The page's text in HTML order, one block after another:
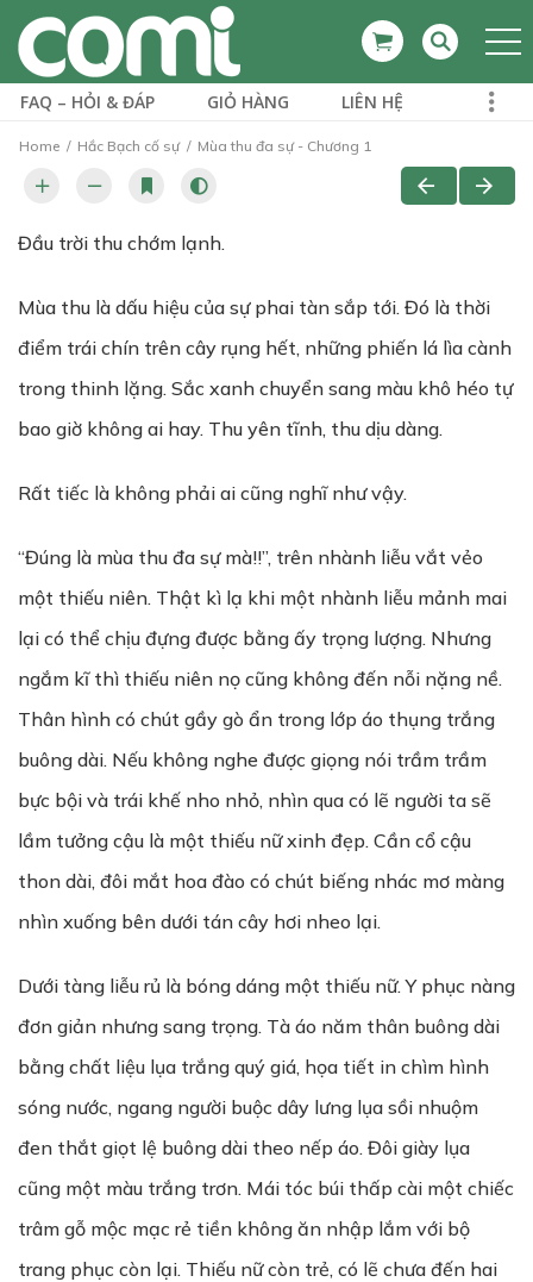
FAQ – HỎI & ĐÁP GIỎ HÀNG LIÊN HỆ
Home Hắc Bạch cố sự Mùa thu đa sự - Chương 1
Đầu trời thu chớm lạnh.
Mùa thu là dấu hiệu của sự phai tàn sắp tới. Đó là thời
điểm trái chín trên cây rụng hết, những phiến lá lìa cành
trong thinh lặng. Sắc xanh chuyển sang màu khô héo tự
bao giờ không ai hay. Thu yên tĩnh, thu dịu dàng.
Rất tiếc là không phải ai cũng nghĩ như vậy.
“Đúng là mùa thu đa sự mà!!”, trên nhành liễu vắt vẻo
một thiếu niên. Thật kì lạ khi một nhành liễu mảnh mai
lại có thể chịu đựng được bằng ấy trọng lượng. Nhưng
ngắm kĩ thì thiếu niên nọ cũng không đến nỗi nặng nề.
Thân hình có chút gầy gò ẩn trong lớp áo thụng trắng
buông dài. Nếu không nghe được giọng nói trầm trầm
bực bội và trái khế nho nhỏ, nhìn qua có lẽ người ta sẽ
lầm tưởng cậu là một thiếu nữ xinh đẹp. Cần cổ cậu
thon dài, đôi mắt hoa đào có chút biếng nhác mơ màng
nhìn xuống bên dưới tán cây hơi nheo lại.
Dưới tàng liễu rủ là bóng dáng một thiếu nữ. Y phục nàng
đơn giản nhưng sang trọng. Tà áo năm thân buông dài
bằng chất liệu lụa trắng quý giá, họa tiết in chìm hình
sóng nước, ngang người buộc dây lưng lụa sồi nhuộm
đen thắt giọt lệ buông dài theo nếp áo. Đôi giày lụa
cũng một màu trắng trơn. Mái tóc búi thấp cài một chiếc
trâm gỗ mộc mạc rẻ tiền không ăn nhập lắm với bộ
trang phục còn lại. Thiếu nữ còn trẻ, có lẽ chưa đến hai